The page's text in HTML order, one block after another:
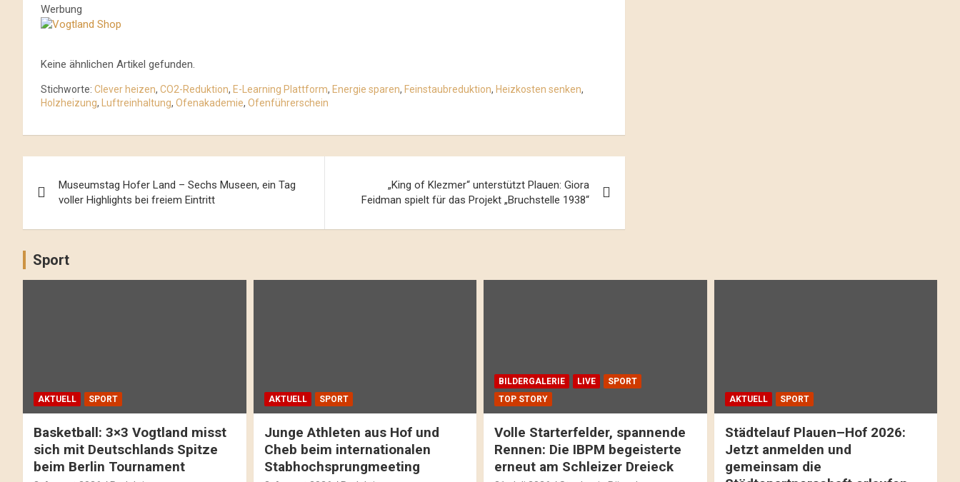
Werbung
Keine ähnlichen Artikel gefunden.
Stichworte: Clever heizen, CO2-Reduktion, E-Learning Plattform, Energie sparen, Feinstaubreduktion, Heizkosten senken,
Holzheizung, Luftreinhaltung, Ofenakademie, Ofenführerschein
Navigation
Museumstag Hofer Land – Sechs Museen, ein Tag
voller Highlights bei freiem Eintritt
„King of Klezmer“ unterstützt Plauen: Giora
Feidman spielt für das Projekt „Bruchstelle 1938“
Sport
AKTUELL SPORT
Basketball: 3×3 Vogtland misst
sich mit Deutschlands Spitze
beim Berlin Tournament
AKTUELL SPORT
Junge Athleten aus Hof und
Cheb beim internationalen
Stabhochsprungmeeting
BILDERGALERIE LIVE
SPORT
TOP STORY
Volle Starterfelder, spannende
Rennen: Die IBPM begeisterte
erneut am Schleizer Dreieck
AKTUELL SPORT
Städtelauf Plauen–Hof 2026:
Jetzt anmelden und
gemeinsam die